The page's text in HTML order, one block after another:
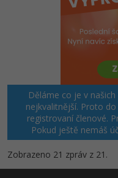
Děláme co je v
nejkvalitnější. Proto
registrovaní členové.
Pokud ještě nemáš
Zobrazeno 21 zpráv z 21.